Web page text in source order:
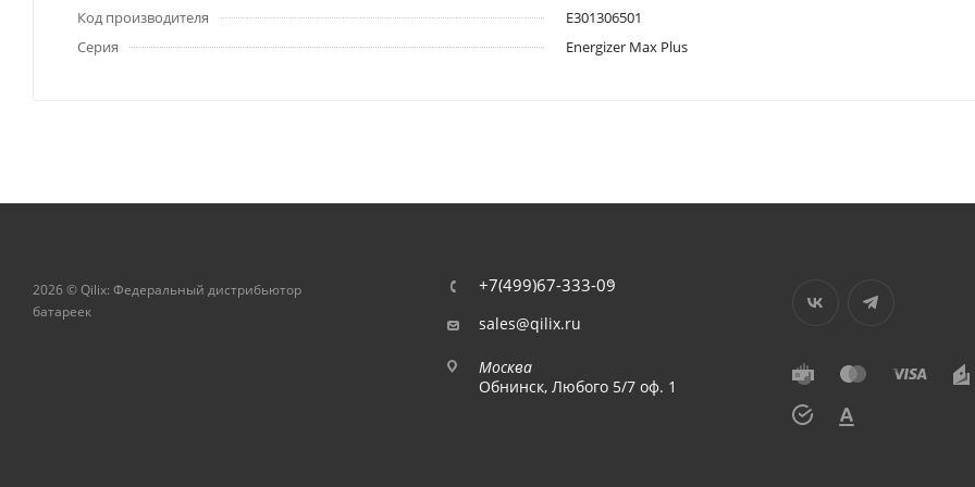
Код производителя
E301306501
Серия
Energizer Max Plus
2026 © Qilix: Федеральный дистрибьютор
батареек
+7(499)67-333-09
sales@qilix.ru
Москва
Обнинск, Любого 5/7 оф. 1